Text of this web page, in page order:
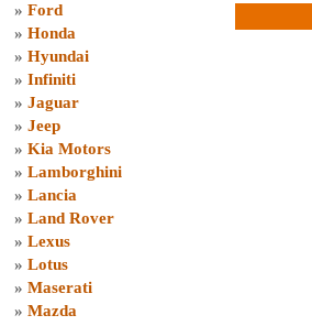
» Ford
» Honda
» Hyundai
» Infiniti
» Jaguar
» Jeep
» Kia Motors
» Lamborghini
» Lancia
» Land Rover
» Lexus
» Lotus
» Maserati
» Mazda